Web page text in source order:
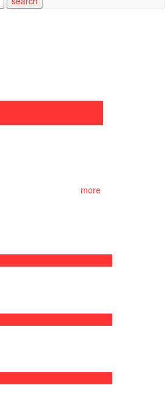
more